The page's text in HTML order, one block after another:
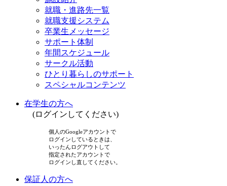
就職・進路先一覧
就職支援システム
卒業生メッセージ
サポート体制
年間スケジュール
サークル活動
ひとり暮らしのサポート
スペシャルコンテンツ
在学生の方へ
(ログインしてください)
個人のGoogleアカウントで
ログインしているときは、
いったんログアウトして
指定されたアカウントで
ログインし直してください。
保証人の方へ